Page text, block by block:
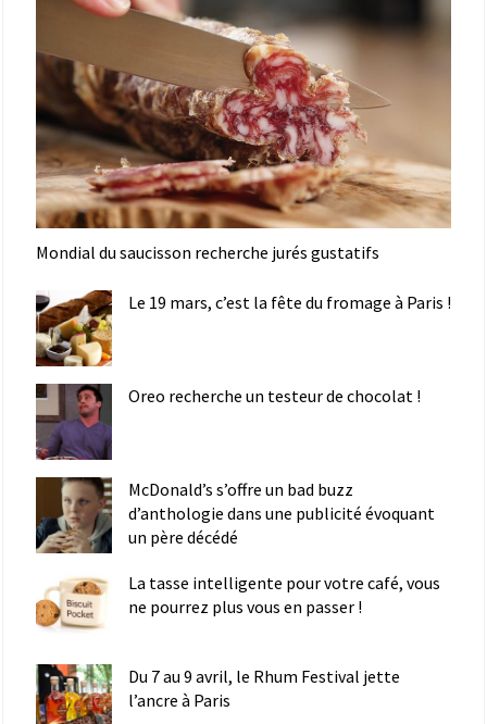
Mondial du saucisson recherche jurés gustatifs
Le 19 mars, c’est la fête du fromage à Paris !
Oreo recherche un testeur de chocolat !
McDonald’s s’offre un bad buzz
d’anthologie dans une publicité évoquant
un père décédé
La tasse intelligente pour votre café, vous
ne pourrez plus vous en passer !
Du 7 au 9 avril, le Rhum Festival jette
l’ancre à Paris